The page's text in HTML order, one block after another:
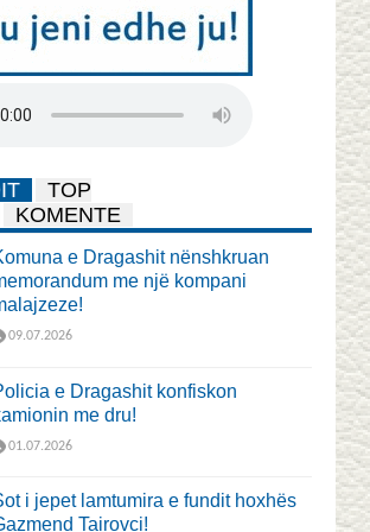
TOP
KOMENTE
e Dragashit nënshkruan
me një kompani
09.07.2026
e Dragashit konfiskon
me dru!
01.07.2026
i jepet lamtumira e fundit hoxhës
Tairovci!